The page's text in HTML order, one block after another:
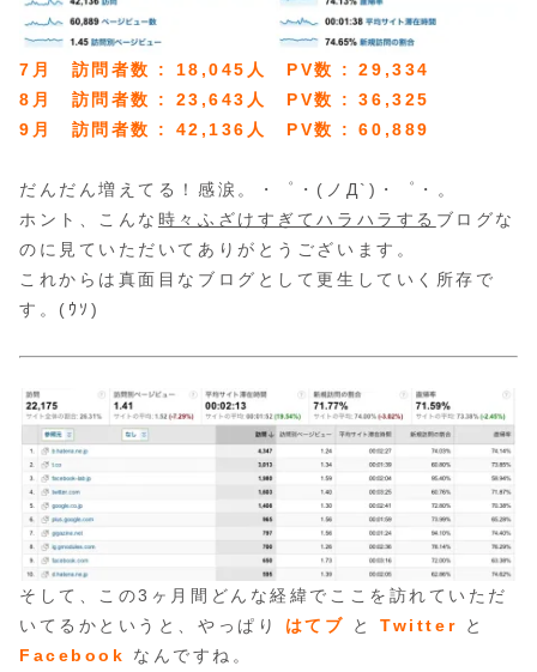
7月 訪問者数 : 18,045人 PV数 : 29,334
8月 訪問者数 : 23,643人 PV数 : 36,325
9月 訪問者数 : 42,136人 PV数 : 60,889
だんだん増えてる！感涙。・゜・(ノД`)・゜・。
ホント、こんな 時々ふざけすぎてハラハラする ブログな
のに見ていただいてありがとうございます。
これからは真面目なブログとして更生していく所存で
す。(ｳｿ)
そして、この3ヶ月間どんな経緯でここを訪れていただ
いてるかというと、やっぱり はてブ とTwitter と
Facebook
なんですね。